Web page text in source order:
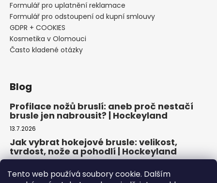
Tento web používá soubory cookie. Dalším
Formulář pro uplatnění reklamace
Formulář pro odstoupení od kupní smlouvy
GDPR + COOKIES
Kosmetika v Olomouci
Často kladené otázky
Blog
Profilace nožů bruslí: aneb proč nestačí
brusle jen nabrousit? | Hockeyland
13.7.2026
Jak vybrat hokejové brusle: velikost,
tvrdost, nože a pohodlí | Hockeyland
Jak vybrat inline brusle: praktický